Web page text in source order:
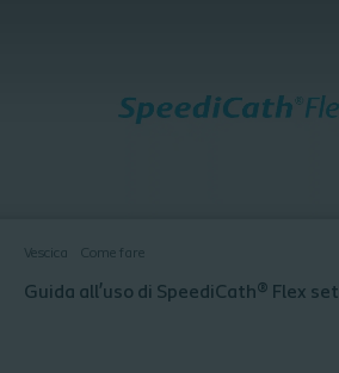
Vescica Come fare
Guida all’uso di SpeediCath® Flex set